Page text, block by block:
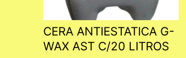
CERA ANTIESTATICA G-
WAX AST C/20 LITROS